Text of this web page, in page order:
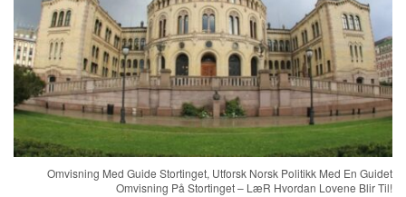
Omvisning Med Guide Stortinget, Utforsk Norsk Politikk Med En Guidet
Omvisning På Stortinget – LæR Hvordan Lovene Blir Til!